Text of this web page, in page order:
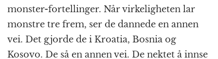
monster-fortellinger. Når virkeligheten lar
monstre tre frem, ser de dannede en annen
vei. Det gjorde de i Kroatia, Bosnia og
Kosovo. De så en annen vei. De nektet å innse